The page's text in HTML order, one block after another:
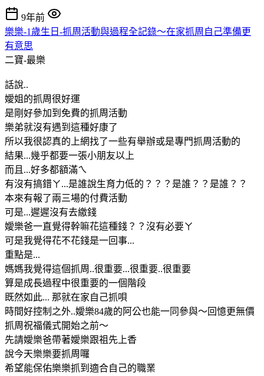
9年前
樂樂-1歲生日-抓周活動與過程全記錄～在家抓周自己準備更
有意思
二寶-最樂
話說..
嬡姐的抓周很好運
是剛好參加到免費的抓周活動
樂弟就沒有遇到這種好康了
所以我很認真的上網找了一些有舉辦或是專門抓周活動的
結果...幾乎都要一張小朋友以上
而且...好多都額滿ㄟ
有沒有搞錯ㄚ...是誰說生育力低的？？？是誰？？是誰？？
本來有報了兩三場的付費活動
可是...遲遲沒有去繳錢
嬡樂爸一直覺得幹嘛花這種錢？？沒有必要ㄚ
可是我覺得花不花錢是一回事...
重點是...
媽媽我覺得這個抓周..很重要...很重要..很重要
算是成長過程中很重要的一個階段
既然如此... 那就在家自己抓唄
時間好控制之外..嬡樂84歲的阿公也能一同參與～回憶更無價
抓周祝福儀式開始之前～
先請嬡樂爸帶著嬡樂跟祖先上香
說今天樂樂要抓周囉
希望能保佑樂樂抓到適合自己的職業